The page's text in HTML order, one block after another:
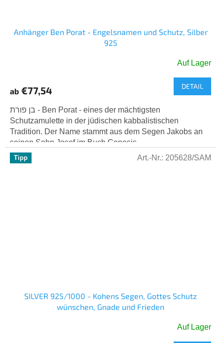
Anhänger Ben Porat - Engelsnamen und Schutz, Silber
925
Auf Lager
ab €77,54 DETAIL
בן פורת - Ben Porat - eines der mächtigsten
Schutzamulette in der jüdischen kabbalistischen
Tradition. Der Name stammt aus dem Segen Jakobs an
seinen Sohn Josef im Buch Genesis...
Tipp
SILVER 925/1000 - Kohens Segen, Gottes Schutz
wünschen, Gnade und Frieden
Auf Lager
Art.-Nr.: 205628/SAM